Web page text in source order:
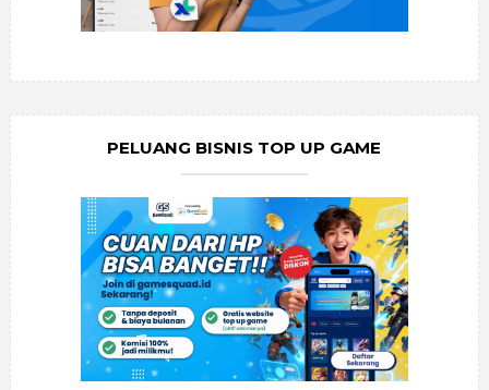
PELUANG BISNIS TOP UP GAME